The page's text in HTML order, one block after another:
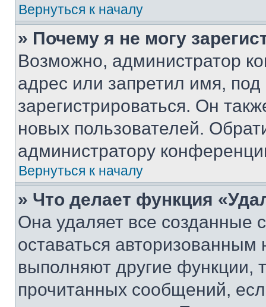
Вернуться к началу
» Почему я не могу
Возможно, администратор
адрес или запретил имя,
зарегистрироваться. Он
новых пользователей.
администратору
Вернуться к началу
» Что делает функция
Она удаляет все созданные
оставаться
выполняют другие функции,
прочитанных сообщений,